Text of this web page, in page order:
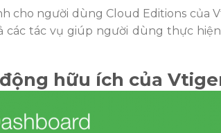
cho người dùng Cloud Editions của
các tác vụ giúp người dùng thực
hữu ích của